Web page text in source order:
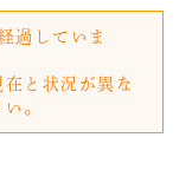
過していま
と状況が異な
。